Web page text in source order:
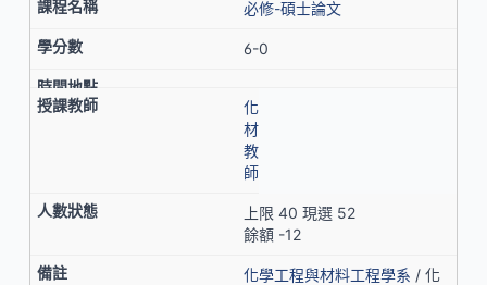
必修-碩士論文
6-0
化
材
教
師
上限 40 現選 52
餘額 -12
化學工程與材料工程學系 / 化